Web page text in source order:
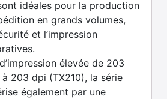
idéales pour la production
en grands volumes,
et l’impression
élevée de 203
203 dpi (TX210), la série
également par une